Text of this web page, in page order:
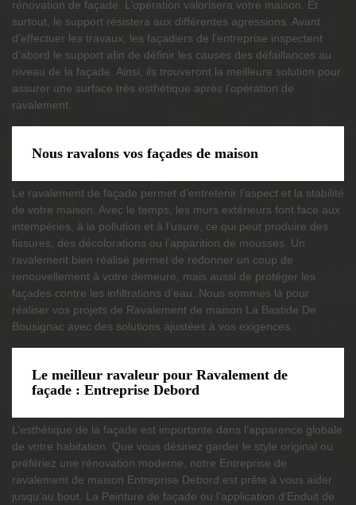
rénovation de façade. L’opération valorisera votre maison. Et
surtout, le support résistera aux différentes agressions. Avant
d’effectuer les travaux, les façadiers de l’entreprise inspectent
d’abord le support afin de définir les causes des défaillances au
niveau de la façade. Ainsi, ils trouveront la meilleure solution pour
assurer une surface très esthétique après l’opération de
ravalement.
Nous ravalons vos façades de maison
Le ravalement de façade permet d’entretenir l’aspect et la stabilité
de votre maison. Avec le temps, les murs extérieurs font face aux
intempéries, à la pollution et à l’usure, ce qui peut produire des
fissures, des décolorations ou l’apparition de mousses. Un
ravalement bien réalisé permet de redonner un coup de
renouvellement à votre demeure, mais aussi de protéger les
façades contre les infiltrations d’eau. Nous sommes là pour
réaliser vos projets de Ravalement de maison La Bastide De
Bousignac avec des solutions ajustées à vos exigences.
Le meilleur ravaleur pour Ravalement de
façade : Entreprise Debord
L’esthétique de la façade est importante dans l’apparence globale
de votre habitation. Que vous désiriez garder le style original ou
préfériez une rénovation moderne, notre Entreprise de
ravalement de maison Entreprise Debord est prête à vous aider
jusqu’au bout. La Peinture de façade ou l’application d’Enduit de